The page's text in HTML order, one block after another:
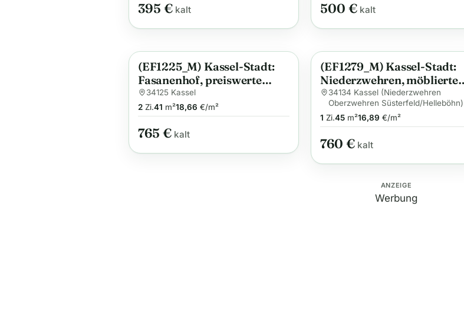
395 € kalt 500 € kalt
Anzeige
(EF1225_M) Kassel-Stadt:
Fasanenhof, preiswerte
möblierte Dachwohnung in
einem ruhigen Haus mit
Garten
34125 Kassel
2 Zi.41 m²18,66 €/m²
765 € kalt
Anzeige
(EF1279_M) Kassel-Stadt:
Niederzwehren, möbliertes
Apartment in absolut
ruhiger Lage und
phantastischem
34134 Kassel (Niederzwehren
Oberzwehren Süsterfeld/Helleböhn)
1 Zi.45 m²16,89 €/m²
760 € kalt
ANZEIGE
Werbung